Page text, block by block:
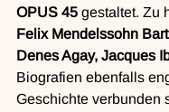
OPUS 45 gestaltet. Zu
Felix Mendelssohn
Denes Agay, Jacques
Biografien ebenfalls
Geschichte verbunden